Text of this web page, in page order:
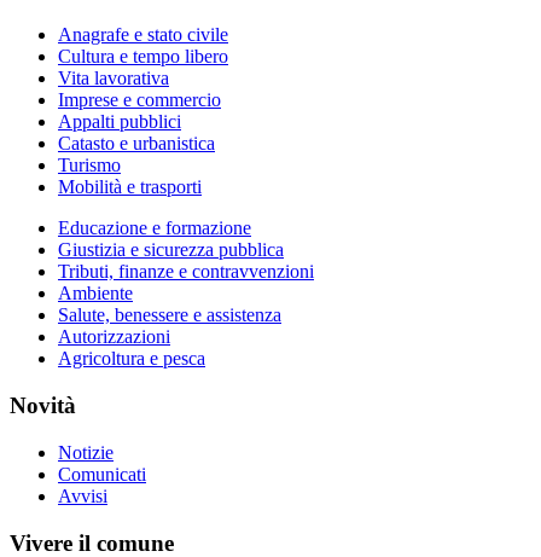
Anagrafe e stato civile
Cultura e tempo libero
Vita lavorativa
Imprese e commercio
Appalti pubblici
Catasto e urbanistica
Turismo
Mobilità e trasporti
Educazione e formazione
Giustizia e sicurezza pubblica
Tributi, finanze e contravvenzioni
Ambiente
Salute, benessere e assistenza
Autorizzazioni
Agricoltura e pesca
Novità
Notizie
Comunicati
Avvisi
Vivere il comune